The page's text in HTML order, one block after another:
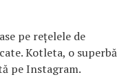
pe rețelele de
Kotleta, o superbă
pe Instagram.